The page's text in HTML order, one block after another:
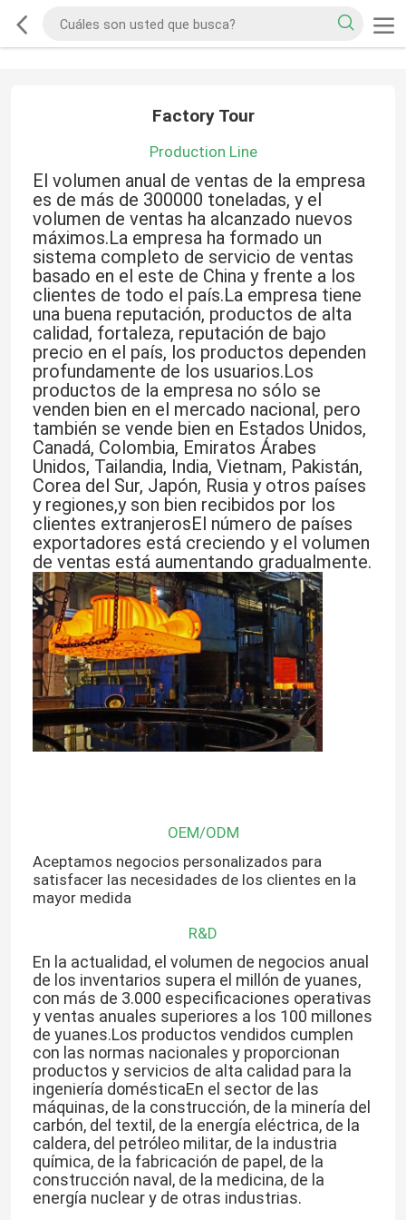
Factory Tour
Production Line
El volumen anual de ventas de la empresa
es de más de 300000 toneladas, y el
volumen de ventas ha alcanzado nuevos
máximos.La empresa ha formado un
sistema completo de servicio de ventas
basado en el este de China y frente a los
clientes de todo el país.La empresa tiene
una buena reputación, productos de alta
calidad, fortaleza, reputación de bajo
precio en el país, los productos dependen
profundamente de los usuarios.Los
productos de la empresa no sólo se
venden bien en el mercado nacional, pero
también se vende bien en Estados Unidos,
Canadá, Colombia, Emiratos Árabes
Unidos, Tailandia, India, Vietnam, Pakistán,
Corea del Sur, Japón, Rusia y otros países
y regiones,y son bien recibidos por los
clientes extranjerosEl número de países
exportadores está creciendo y el volumen
de ventas está aumentando gradualmente.
OEM/ODM
Aceptamos negocios personalizados para
satisfacer las necesidades de los clientes en la
mayor medida
R&D
En la actualidad, el volumen de negocios anual
de los inventarios supera el millón de yuanes,
con más de 3.000 especificaciones operativas
y ventas anuales superiores a los 100 millones
de yuanes.Los productos vendidos cumplen
con las normas nacionales y proporcionan
productos y servicios de alta calidad para la
ingeniería domésticaEn el sector de las
máquinas, de la construcción, de la minería del
carbón, del textil, de la energía eléctrica, de la
caldera, del petróleo militar, de la industria
química, de la fabricación de papel, de la
construcción naval, de la medicina, de la
energía nuclear y de otras industrias.